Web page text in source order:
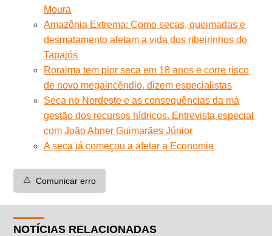
Moura
Amazônia Extrema: Como secas, queimadas e
desmatamento afetam a vida dos ribeirinhos do
Tapajós
Roraima tem pior seca em 18 anos e corre risco
de novo megaincêndio, dizem especialistas
Seca no Nordeste e as consequências da má
gestão dos recursos hídricos. Entrevista especial
com João Abner Guimarães Júnior
A seca já começou a afetar a Economia
⚠️ Comunicar erro
NOTÍCIAS RELACIONADAS